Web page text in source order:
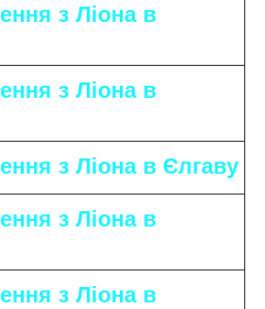
з Ліона в
з Ліона в
з Ліона в Єлгаву
з Ліона в
з Ліона в